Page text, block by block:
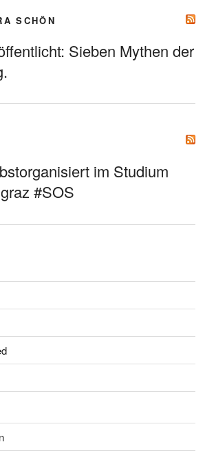
SCHÖN
Sieben Mythen der
im Studium
#SOS